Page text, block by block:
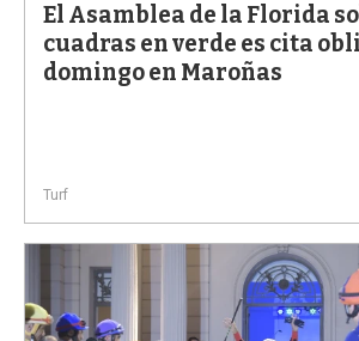
El Asamblea de la Florida
cuadras en verde es cita
domingo en Maroñas
Turf